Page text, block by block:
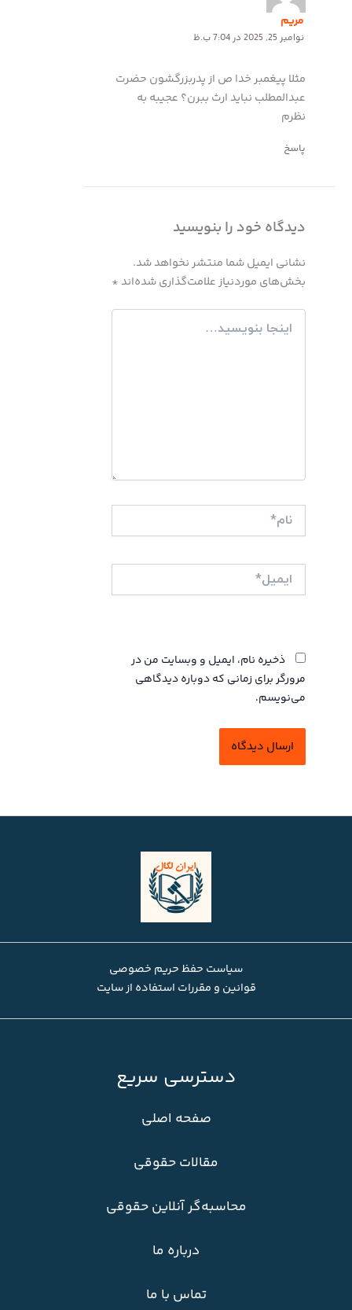
مریم
نوامبر 25, 2025 در 7:04 ب.ظ
مثلا پیغمبر خدا ص از پدربزرگشون حضرت
عبدالمطلب نباید ارث ببرن؟ عجیبه به
نظرم
پاسخ
دیدگاه‌ خود را بنویسید
نشانی ایمیل شما منتشر نخواهد شد.
بخش‌های موردنیاز علامت‌گذاری شده‌اند *
اینجا
بنویسید…
نام*
ایمیل*
ذخیره نام، ایمیل و وبسایت من در
مرورگر برای زمانی که دوباره دیدگاهی
می‌نویسم.
سیاست حفظ حریم خصوصی
قوانین و مقررات استفاده از سایت
دسترسی سریع
صفحه اصلی
مقالات حقوقی
محاسبه‌گر آنلاین حقوقی
درباره ما
تماس با ما